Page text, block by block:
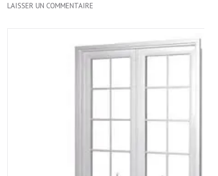
LAISSER UN COMMENTAIRE
:
LES
DES
MAISON